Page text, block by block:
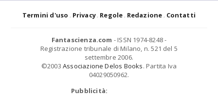
Termini d'uso Privacy Regole Redazione Contatti
Fantascienza.com - ISSN 1974-8248 -
Registrazione tribunale di Milano, n. 521 del 5
settembre 2006.
©2003 Associazione Delos Books. Partita Iva
04029050962.
Pubblicità: